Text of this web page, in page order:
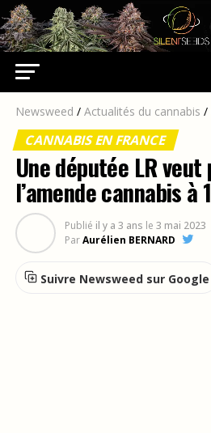
Newsweed / Actualités du cannabis /
CANNABIS EN FRANCE
Une députée LR
l’amende cannabis
Publié il y a 3 ans le 3 mai 2023
ParAurélien BERNARD
Suivre Newsweed sur Google